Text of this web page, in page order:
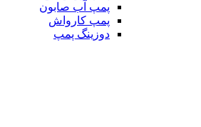
پمپ آب صابون
پمپ کارواش
دوزینگ پمپ